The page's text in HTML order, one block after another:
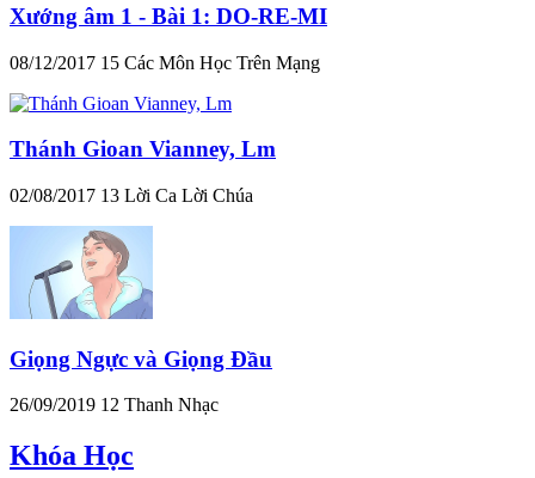
Xướng âm 1 - Bài 1: DO-RE-MI
08/12/2017 15 Các Môn Học Trên Mạng
Thánh Gioan Vianney, Lm
02/08/2017 13 Lời Ca Lời Chúa
Giọng Ngực và Giọng Đầu
26/09/2019 12 Thanh Nhạc
Khóa Học